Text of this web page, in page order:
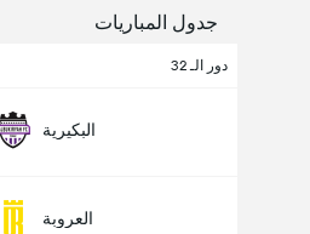
جدول المباريات
دور الـ 32
البكيرية
العروبة